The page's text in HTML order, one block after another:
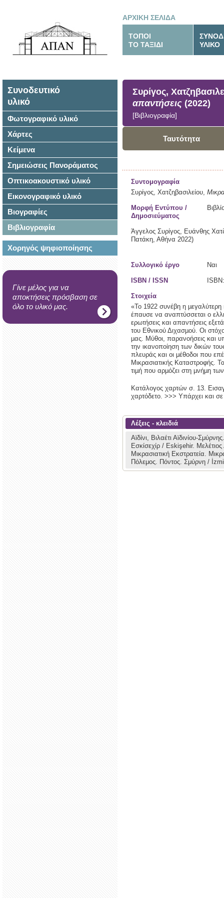
ΑΡΧΙΚΗ ΣΕΛΙΔΑ
ΤΟΠΟΙ
ΤΟ ΤΑΞΙΔΙ
ΥΛΙΚΟ
Συνοδευτικό
υλικό
Φωτογραφικό υλικό
Χάρτες
Κείμενα
Σημειώσεις Πανοράματος
Οπτικοακουστικό υλικό
Εικονογραφικό υλικό
Βιογραφίες
Βιβλιογραφία
Χορηγός ψηφιοποίησης
Γίνε μέλος για να
αποκτήσεις πρόσβαση σε
όλο το υλικό μας.
Συρίγος,
απαντήσεις (2022)
[Βιβλιογραφία]
Ταυτότητα
Συντομογραφία
Συρίγος, Χατζηβασιλείου,
Μορφή Εντύπου /
Δημοσιεύματος
Άγγελος Συρίγος, Ευάνθης
Πατάκη, Αθήνα 2022)
Συλλογικό έργο Ναι
ISBN / ISSN
Στοιχεία
«Το 1922 συνέβη η
έπαυσε να αναπτύσσεται ο
ερωτήσεις και απαντήσεις
του Εθνικού Διχασµού. Οι
µας. Μύθοι, παρανοήσεις και
την ικανοποίηση των δικών
πλευράς και οι μέθοδοι που
Μικρασιατικής Καταστροφής.
τιµή που αρµόζει στη µνήµη
Κατάλογος χαρτών σ. 13.
χαρτόδετο. >>> Υπάρχει και
Λέξεις - κλειδιά
Αϊδίνι, Βιλαέτι Αϊδινίου-
Εσκίσεχίρ / Eskişehir.
Μικρασιατική Εκστρατεία.
Πόλεμος. Πόντος. Σμύρνη /